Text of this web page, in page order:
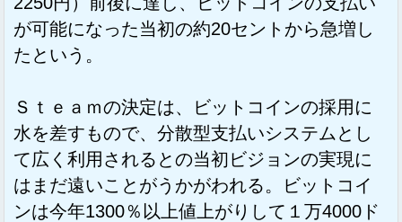
が可能になった当初の約20セントから急増し
たという。
Ｓｔｅａｍの決定は、ビットコインの採用に
水を差すもので、分散型支払いシステムとし
て広く利用されるとの当初ビジョンの実現に
はまだ遠いことがうかがわれる。ビットコイ
ンは今年1300％以上値上がりして１万4000ド